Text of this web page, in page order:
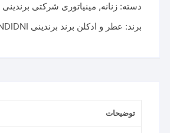
دسته:زنانه, مینیاتوری شرکتی برندینی
برند: عطر و ادکلن برند برندینی BRANDIDNI
توضیحات